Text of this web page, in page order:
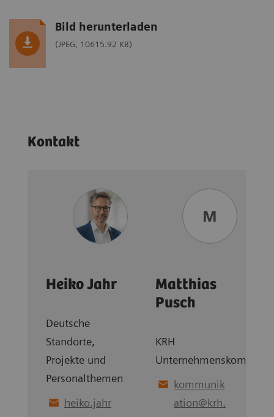
Bild herunterladen
(JPEG, 10615.92 KB)
Kontakt
Heiko Jahr
Deutsche
Standorte,
Projekte und
Personalthemen
heiko.jahr
M
Matthias
Pusch
KRH
kommunik
ation@krh.